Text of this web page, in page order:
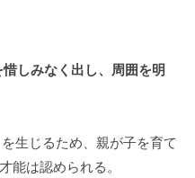
惜しみなく出し、周囲を明
生じるため、親が子を育て
能は認められる。